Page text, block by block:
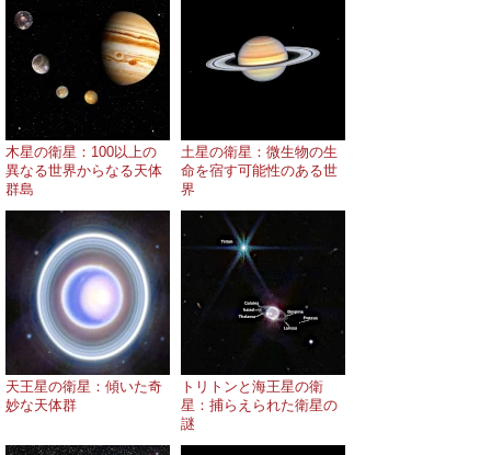
木星の衛星：100以上の
異なる世界からなる天体
群島
土星の衛星：微生物の生
命を宿す可能性のある世
界
天王星の衛星：傾いた奇
妙な天体群
トリトンと海王星の衛
星：捕らえられた衛星の
謎